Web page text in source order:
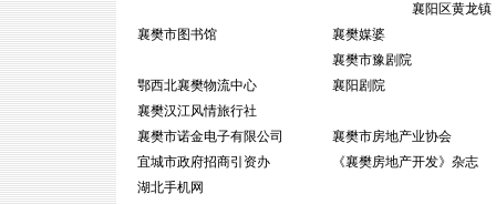
襄阳区黄龙镇
襄樊市图书馆
襄樊媒婆
襄樊市豫剧院
鄂西北襄樊物流中心
襄阳剧院
襄樊汉江风情旅行社
襄樊市诺金电子有限公司
襄樊市房地产业协会
宜城市政府招商引资办
《襄樊房地产开发》杂志
湖北手机网